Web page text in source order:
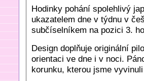
Hodinky pohání spolehlivý
ukazatelem dne v týdnu v
subčíselníkem na pozici 3.
Design doplňuje originální
orientaci ve dne i v noci.
korunku, kterou jsme